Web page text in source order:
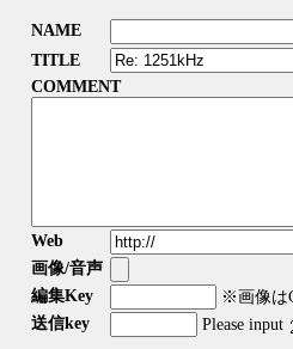
NAME
TITLE
COMMENT
Web
画像/音声
編集Key
※画像は
送信key
Please input